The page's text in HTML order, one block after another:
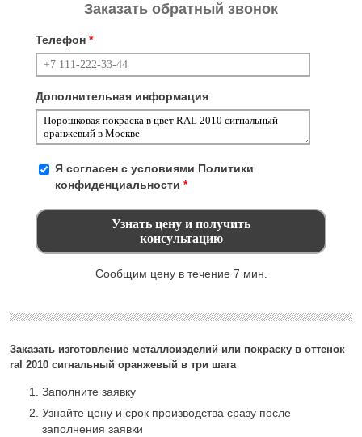
Заказать изготовление металлоизделий или покраску в оттенок
ral 2010 сигнальный оранжевый в три шага
Заполните заявку
Узнайте цену и срок производства сразу после
заполнения заявки
Заказать обратный звонок
Телефон *
Дополнительная информация
Я согласен с условиями Политики
конфиденциальности *
Сообщим цену в течение 7 мин.